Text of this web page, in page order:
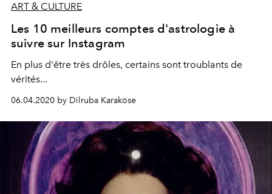
ART & CULTURE
Les 10 meilleurs comptes d'astrologie à
suivre sur Instagram
En plus d'être très drôles, certains sont troublants de
vérités...
06.04.2020 by Dilruba Karaköse